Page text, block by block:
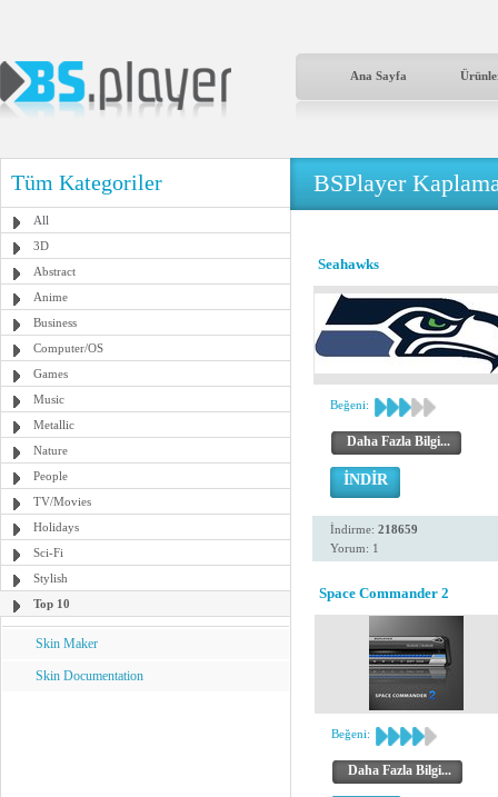
Ana Sayfa
Tüm Kategoriler
All
3D
Abstract
Anime
Business
Computer/OS
Games
Music
Metallic
Nature
People
TV/Movies
Holidays
Sci-Fi
Stylish
Top 10
Skin Maker
Skin Documentation
BSPlayer
Seahawks
Beğeni:
Daha Fazla Bilgi...
İNDİR
İndirme: 218659
Yorum: 1
Space Commander 2
Beğeni:
Daha Fazla Bilgi...